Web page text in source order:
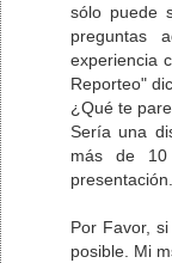
sólo puede
preguntas
experiencia
Reporteo"
¿Qué te
Sería una
más de
Por Favor,
posible. Mi